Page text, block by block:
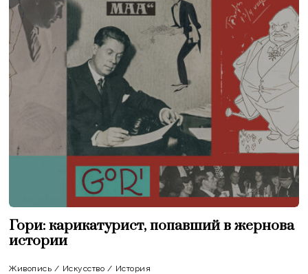
Гори: карикатурист, попавший в жернова
истории
Живопись / Искусство / История